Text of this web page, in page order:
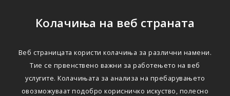
Колачиња на веб страната
Веб страницата користи колачиња за различни намени.
Тие се првенствено важни за работењето на веб
услугите. Колачињата за анализа на пребарувањето
овозможуваат подобро корисничко искуство, полесно
ДОБРОВОЛНО ПРИВАТНО ЗДРАВСТВЕНО
ОСИГУРУВАЊЕ